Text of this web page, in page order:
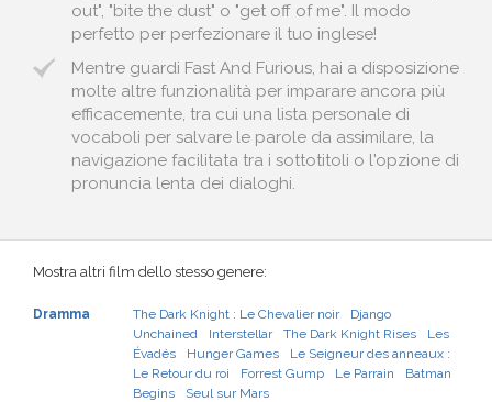
out", "bite the dust" o "get off of me". Il modo
perfetto per perfezionare il tuo inglese!
Mentre guardi Fast And Furious, hai a disposizione
molte altre funzionalità per imparare ancora più
efficacemente, tra cui una lista personale di
vocaboli per salvare le parole da assimilare, la
navigazione facilitata tra i sottotitoli o l'opzione di
pronuncia lenta dei dialoghi.
Mostra altri film dello stesso genere:
Dramma The Dark Knight : Le Chevalier noir
Django
Unchained
Interstellar The Dark Knight Rises
Les
Évadés
Hunger Games
Le Seigneur des anneaux :
Le Retour du roi
Forrest Gump Le Parrain
Batman
Begins
Seul sur Mars